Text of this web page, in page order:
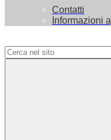
Contatti
Informazioni